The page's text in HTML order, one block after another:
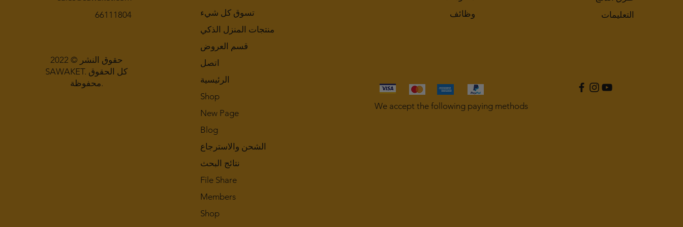
66111804
حقوق النشر © 2022
SAWAKET. كل الحقوق
محفوظة.
تسوق كل شيء
منتجات المنزل الذكي
قسم العروض
اتصل
الرئيسية
Shop
New Page
Blog
الشحن والاسترجاع
نتائج البحث
File Share
Members
Shop
وظائف
التعليمات
We accept the following paying methods